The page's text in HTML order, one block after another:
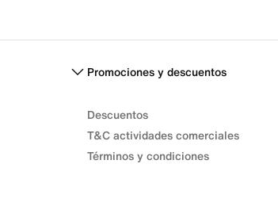
Promociones y descuentos
Descuentos
T&C actividades comerciales
Términos y condiciones